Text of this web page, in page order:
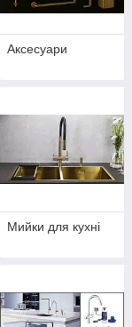
Аксесуари
Мийки для кухні